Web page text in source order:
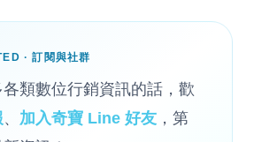
· 訂閱與社群
類數位行銷資訊的話，歡
、 加入奇寶 Line 好友 ，第